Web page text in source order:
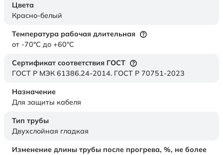
Цвета
Красно-белый
Температура рабочая длительная
от -70°C до +60°C
Сертификат соответствия ГОСТ
ГОСТ Р МЭК 61386.24-2014. ГОСТ Р 70751-2023
Назначение
Для защиты кабеля
Тип трубы
Двухслойная гладкая
Изменение длины трубы после прогрева, %, не более